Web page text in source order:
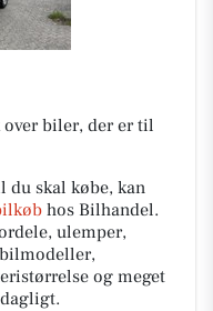
biler, der er til
skal købe, kan
hos Bilhandel.
ulemper,
og meget